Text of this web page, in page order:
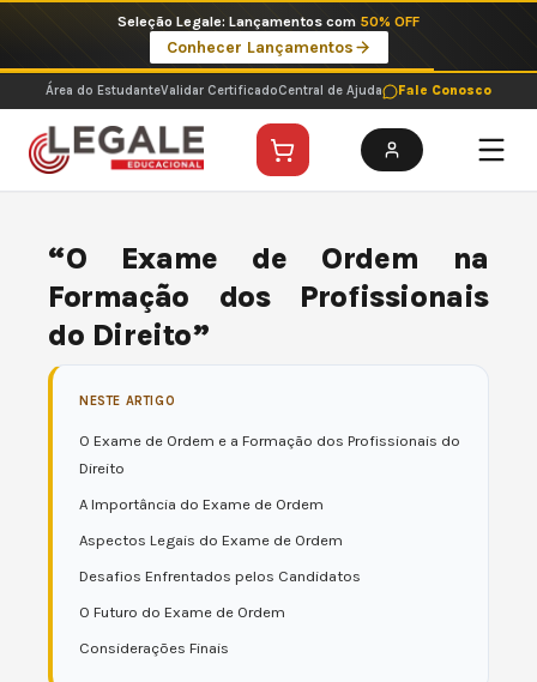
o
conteúdo
Seleção Legale: Lançamentos com 50% OFF
Conhecer Lançamentos
Área do EstudanteValidar CertificadoCentral de Ajuda Fale Conosco
“O Exame de Ordem na
Formação dos Profissionais
do Direito”
NESTE ARTIGO
O Exame de Ordem e a Formação dos Profissionais do
Direito
A Importância do Exame de Ordem
Aspectos Legais do Exame de Ordem
Desafios Enfrentados pelos Candidatos
O Futuro do Exame de Ordem
Considerações Finais